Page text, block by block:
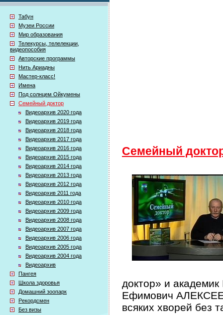
Табун
Музеи России
Мир образования
Телекурсы, телелекции,
видеопособия
Авторские программы
Нить Ариадны
Мастер-класс!
Имена
Под солнцем Ойкумены
Семейный доктор
Видеоархив 2020 года
Видеоархив 2019 года
Видеоархив 2018 года
Видеоархив 2017 года
Видеоархив 2016 года
Видеоархив 2015 года
Видеоархив 2014 года
Видеоархив 2013 года
Видеоархив 2012 года
Видеоархив 2011 года
Видеоархив 2010 года
Видеоархив 2009 года
Видеоархив 2008 года
Видеоархив 2007 года
Видеоархив 2006 года
Видеоархив 2005 года
Видеоархив 2004 года
Видеоархив
Пангея
Школа здоровья
Домашний зоопарк
Рекордсмен
Без визы
Семейный
доктор» и
Ефимович
всяких хворей без